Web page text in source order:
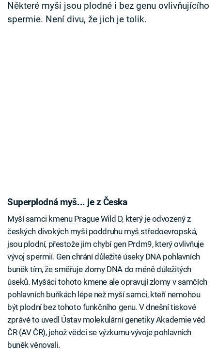
Některé myši jsou plodné i bez genu ovlivňujícího
spermie. Není divu, že jich je tolik.
Superplodná myš... je z Česka
Myší samci kmenu Prague Wild D, který je odvozený z
českých divokých myší poddruhu myš středoevropská,
jsou plodní, přestože jim chybí gen Prdm9, který ovlivňuje
vývoj spermií. Gen chrání důležité úseky DNA pohlavních
buněk tím, že směřuje zlomy DNA do méně důležitých
úseků. Myšáci tohoto kmene ale opravují zlomy v samčích
pohlavních buňkách lépe než myší samci, kteří nemohou
být plodní bez tohoto funkčního genu. V dnešní tiskové
zprávě to uvedl Ústav molekulární genetiky Akademie věd
ČR (AV ČR), jehož vědci se výzkumu vývoje pohlavních
buněk věnovali.